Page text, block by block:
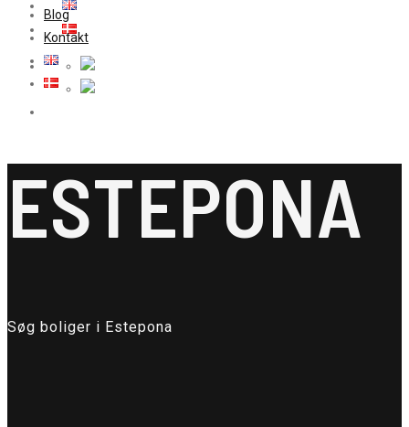
Blog
Kontakt
ESTEPONA
Søg boliger i Estepona